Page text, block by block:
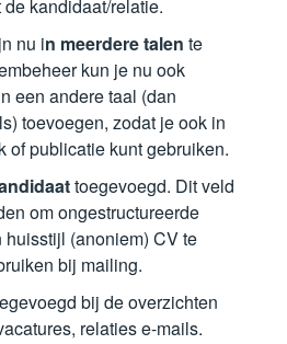
kandidaat/relatie.
nu in meerdere talen te
kun je nu ook
een andere taal (dan
toevoegen, zodat je ook in
of publicatie kunt gebruiken.
toegevoegd. Dit veld
om ongestructureerde
huisstijl (anoniem) CV te
bij mailing.
bij de overzichten
relaties e-mails.